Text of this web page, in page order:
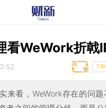
看WeWork折戟
T中
来看，WeWork存在的问